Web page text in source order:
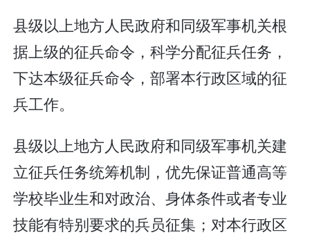
县级以上地方人民政府和同级军事机关根
据上级的征兵命令，科学分配征兵任务，
下达本级征兵命令，部署本行政区域的征
兵工作。
县级以上地方人民政府和同级军事机关建
立征兵任务统筹机制，优先保证普通高等
学校毕业生和对政治、身体条件或者专业
技能有特别要求的兵员征集；对本行政区